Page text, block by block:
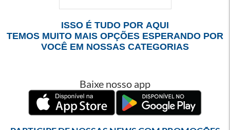
ISSO É TUDO POR AQUI
TEMOS MUITO MAIS OPÇÕES ESPERANDO POR
VOCÊ EM NOSSAS CATEGORIAS
Baixe nosso app